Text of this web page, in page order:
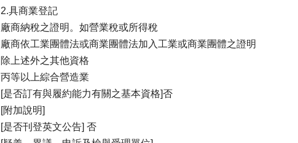
2.具商業登記
廠商納稅之證明。如營業稅或所得稅
廠商依工業團體法或商業團體法加入工業或商業團體之證明
除上述外之其他資格
丙等以上綜合營造業
[是否訂有與履約能力有關之基本資格]否
[附加說明]
[是否刊登英文公告] 否